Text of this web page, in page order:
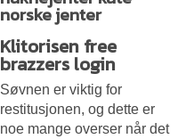
norske jenter
Klitorisen free
brazzers login
Søvnen er viktig for
restitusjonen, og dette er
noe mange overser når det